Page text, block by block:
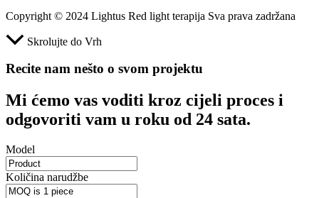
Copyright © 2024 Lightus Red light terapija Sva prava zadržana
Skrolujte do Vrh
Recite nam nešto o svom projektu
Mi ćemo vas voditi kroz cijeli proces i
odgovoriti vam u roku od 24 sata.
Model
Količina narudžbe